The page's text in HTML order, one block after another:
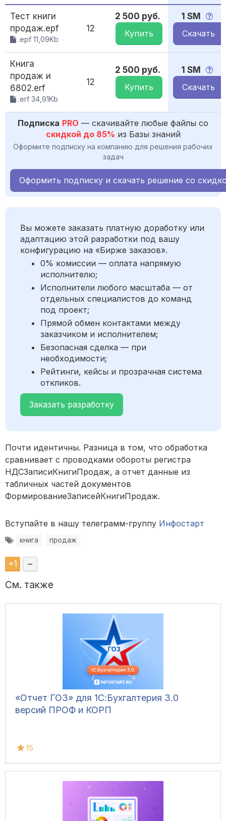
Тест книги
продаж.epf
.epf 11,09Kb
12
2 500 руб.
Купить
1 SM
Скачать
Книга
продаж и
6802.erf
.erf 34,91Kb
12
2 500 руб.
Купить
1 SM
Скачать
Подписка PRO — скачивайте любые файлы со
скидкой до 85% из Базы знаний
Оформите подписку на компанию для решения рабочих
задач
Оформить подписку и скачать решение со
Вы можете заказать платную доработку или
адаптацию этой разработки под вашу
конфигурацию на «Бирже заказов».
0% комиссии — оплата напрямую
исполнителю;
Исполнители любого масштаба — от
отдельных специалистов до команд
под проект;
Прямой обмен контактами между
заказчиком и исполнителем;
Безопасная сделка — при
необходимости;
Рейтинги, кейсы и прозрачная система
откликов.
Заказать разработку
Почти идентичны. Разница в том, что обработка
сравнивает с проводками обороты регистра
НДСЗаписиКнигиПродаж, а отчет данные из
табличных частей документов
ФормированиеЗаписейКнигиПродаж.
Вступайте в нашу телеграмм-группу Инфостарт
книга продаж
+1 –
См. также
«Отчет ГОЗ» для 1С:Бухгалтерия 3.0
версий ПРОФ и КОРП
15